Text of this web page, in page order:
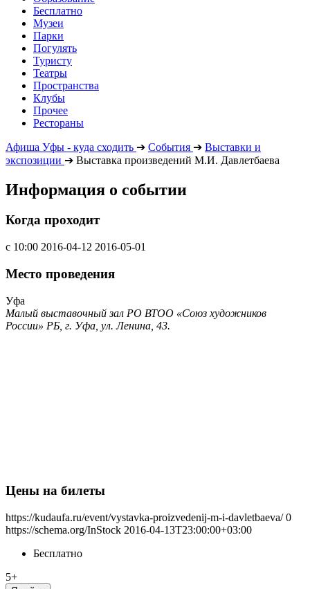
Бесплатно
Музеи
Парки
Погулять
Туристу
Театры
Пространства
Клубы
Прочее
Рестораны
Афиша Уфы - куда сходить ➔ События ➔ Выставки и
экспозиции ➔ Выставка произведений М.И. Давлетбаева
Информация о событии
Когда проходит
с 10:00 2016-04-12 2016-05-01
Место проведения
Уфа
Малый выставочный зал РО ВТОО «Союз художников
России» РБ, г. Уфа, ул. Ленина, 43.
Цены на билеты
https://kudaufa.ru/event/vystavka-proizvedenij-m-i-davletbaeva/ 0
https://schema.org/InStock 2016-04-13T23:00:00+03:00
Бесплатно
5+